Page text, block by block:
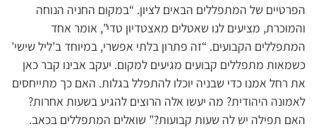
הפרטיים של המתפללים הבאים לציון. “במקום החניה הנוחה
והמוכרת, מציעים לנו שאטלים מאצטדיון טדי”, אומר אחד
המתפללים הקבועים. “זה פתרון בלתי אפשרי, במיוחד ב’ליל שישי’
כשמאות מתפללים קבועים מגיעים למקום. יעקב אבינו קבר כאן
את רחל אמנו כדי שבניה יוכלו להתפלל בגלות. האם כך מתייחסים
לאמונה היהודית? מה יעשו אלה הרוצים להגיע בשעות אחרות?
האם תפילה יש לה שעות קבועות?” שואלים המתפללים בכאב.